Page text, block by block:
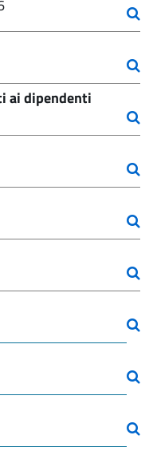
ai dipendenti